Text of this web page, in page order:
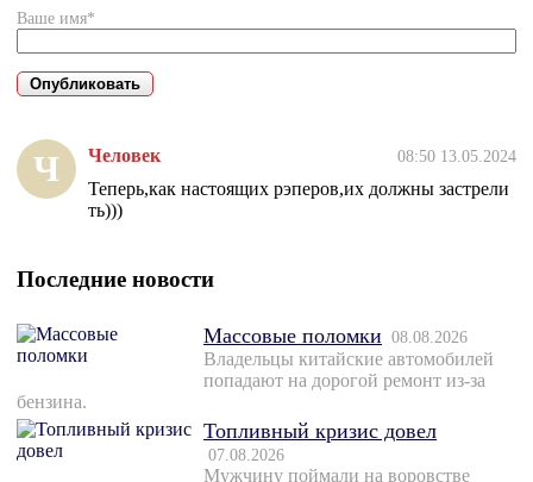
Ваше имя*
Ч Человек 08:50 13.05.2024
Теперь,как настоящих рэперов,их должны застрели
ть)))
Последние новости
Массовые поломки 08.08.2026
Владельцы китайские автомобилей
попадают на дорогой ремонт из-за
бензина.
Топливный кризис довел
07.08.2026
Мужчину поймали на воровстве